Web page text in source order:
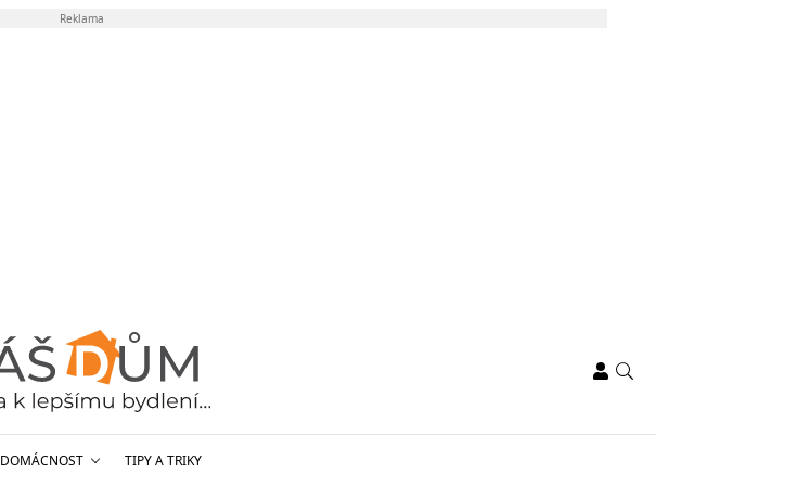
Reklama
DOMÁCNOST TIPY A TRIKY